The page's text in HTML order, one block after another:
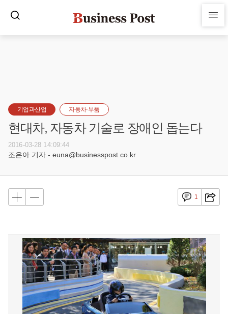
기업과산업 자동차·부품
현대차, 자동차 기술로 장애인 돕는다
2016-03-28 14:09:44
조은아 기자 - euna@businesspost.co.kr
1